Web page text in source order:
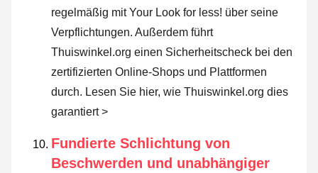
regelmäßig mit Your Look for less! über seine
Verpflichtungen. Außerdem führt
Thuiswinkel.org einen Sicherheitscheck bei den
zertifizierten Online-Shops und Plattformen
durch. Lesen Sie hier, wie Thuiswinkel.org dies
garantiert >
Fundierte Schlichtung von
Beschwerden und unabhängiger